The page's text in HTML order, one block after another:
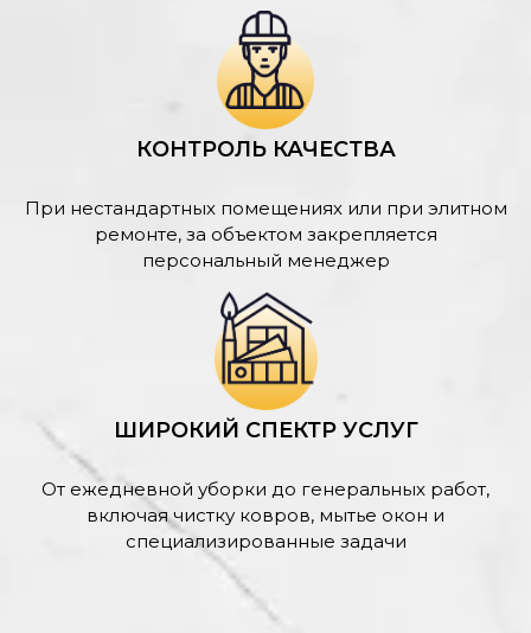
КОНТРОЛЬ КАЧЕСТВА
При нестандартных помещениях или при элитном
ремонте, за объектом закрепляется
персональный менеджер
ШИРОКИЙ СПЕКТР УСЛУГ
От ежедневной уборки до генеральных работ,
включая чистку ковров, мытье окон и
специализированные задачи